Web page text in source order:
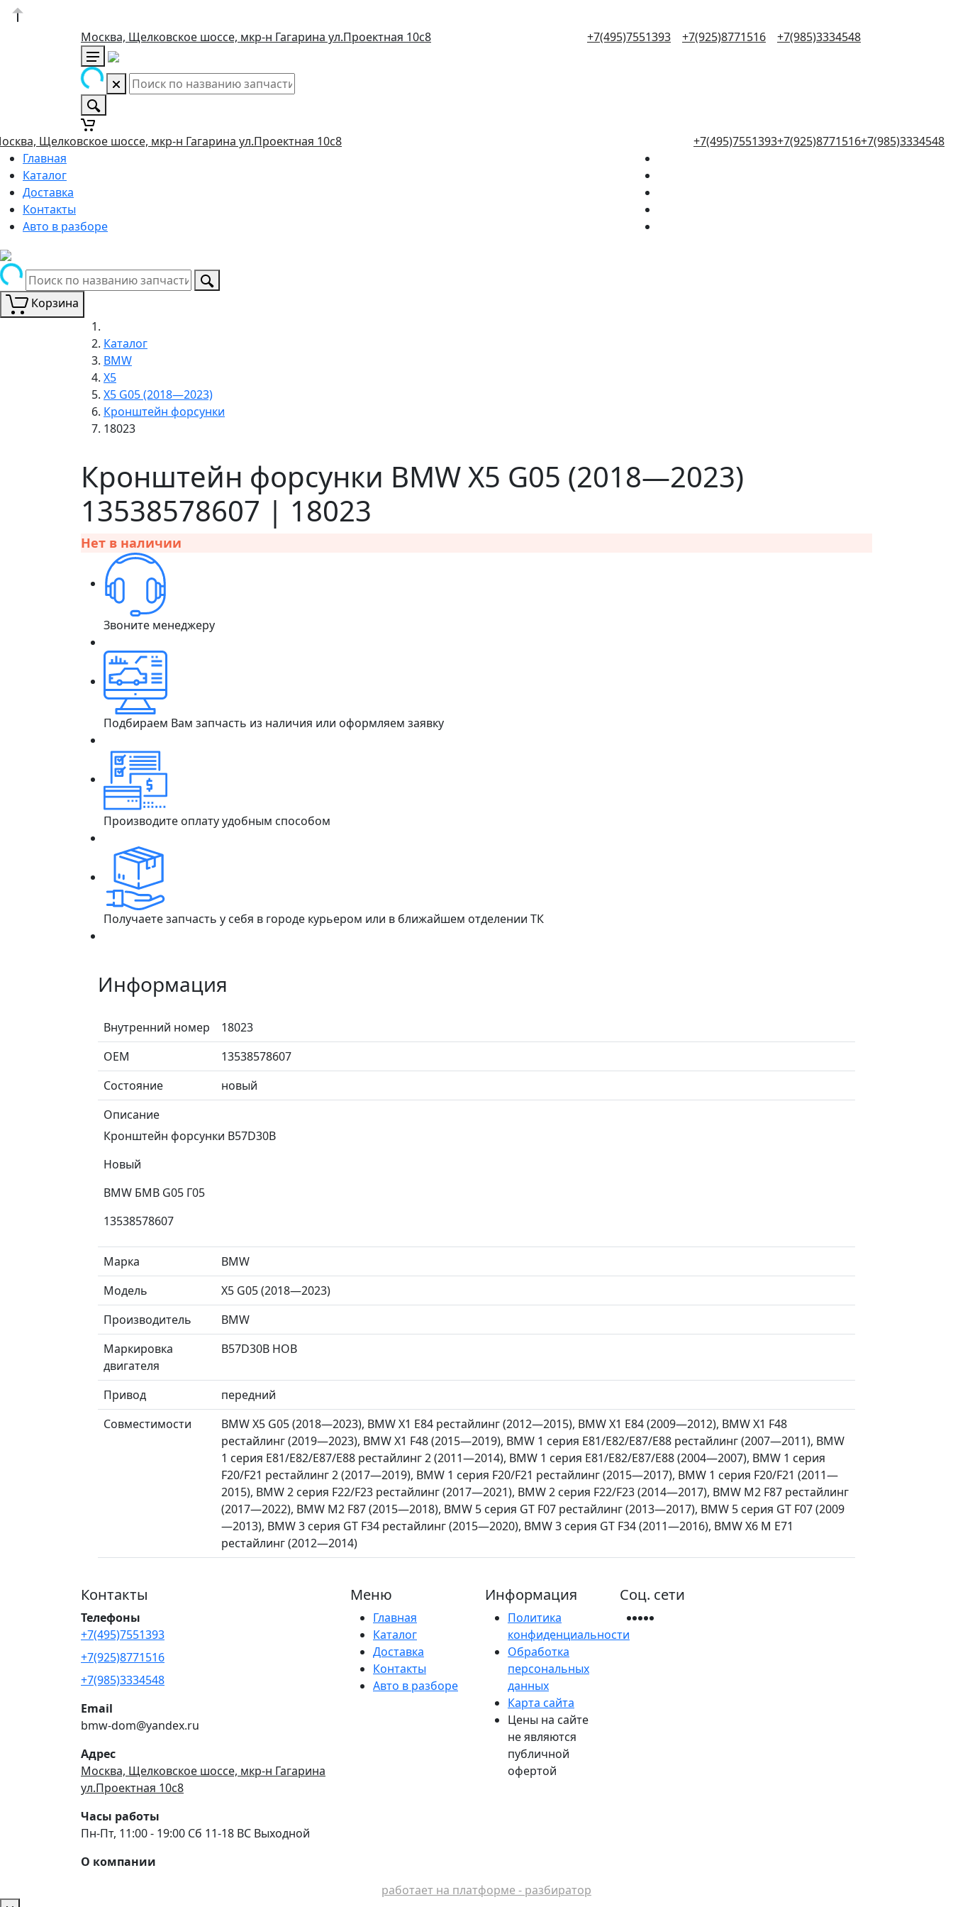
Москва, Щелковское шоссе, мкр-н Гагарина ул.Проектная 10с8 +7(495)7551393 +7(925)8771516 +7(985)3334548
Щелковское шоссе, мкр-н Гагарина ул.Проектная 10с8 +7(495)7551393+7(925)8771516+7(985)3334548
Главная
Каталог
Доставка
Контакты
Авто в разборе
Корзина
Каталог
BMW
X5
X5 G05 (2018—2023)
Кронштейн форсунки
18023
Кронштейн форсунки BMW X5 G05 (2018—2023)
13538578607 | 18023
Нет в наличии
Звоните менеджеру
Подбираем Вам запчасть из наличия или оформляем заявку
Производите оплату удобным способом
Получаете запчасть у себя в городе курьером или в ближайшем отделении ТК
Информация
Внутренний номер
18023
ОЕМ
13538578607
Состояние
новый
Описание
Кронштейн форсунки B57D30B
Новый
BMW БМВ G05 Г05
13538578607
Марка
BMW
Модель
X5 G05 (2018—2023)
Производитель
BMW
Маркировка
двигателя
B57D30B НОВ
Привод
передний
Совместимости
BMW X5 G05 (2018—2023), BMW X1 E84 рестайлинг (2012—2015), BMW X1 E84 (2009—2012), BMW X1 F48
рестайлинг (2019—2023), BMW X1 F48 (2015—2019), BMW 1 серия E81/E82/E87/E88 рестайлинг (2007—2011), BMW
1 серия E81/E82/E87/E88 рестайлинг 2 (2011—2014), BMW 1 серия E81/E82/E87/E88 (2004—2007), BMW 1 серия
F20/F21 рестайлинг 2 (2017—2019), BMW 1 серия F20/F21 рестайлинг (2015—2017), BMW 1 серия F20/F21 (2011—
2015), BMW 2 серия F22/F23 рестайлинг (2017—2021), BMW 2 серия F22/F23 (2014—2017), BMW M2 F87 рестайлинг
(2017—2022), BMW M2 F87 (2015—2018), BMW 5 серия GT F07 рестайлинг (2013—2017), BMW 5 серия GT F07 (2009
—2013), BMW 3 серия GT F34 рестайлинг (2015—2020), BMW 3 серия GT F34 (2011—2016), BMW X6 M E71
рестайлинг (2012—2014)
Контакты
Телефоны
+7(495)7551393
+7(925)8771516
+7(985)3334548
Email
bmw-dom@yandex.ru
Адрес
Москва, Щелковское шоссе, мкр-н Гагарина
ул.Проектная 10с8
Часы работы
Пн-Пт, 11:00 - 19:00 Сб 11-18 ВС Выходной
О компании
Меню
Главная
Каталог
Доставка
Контакты
Авто в разборе
Информация
Политика
конфиденциальности
Обработка
персональных
данных
Карта сайта
Цены на сайте
не являются
публичной
офертой
Соц. сети
работает на платформе - разбиратор